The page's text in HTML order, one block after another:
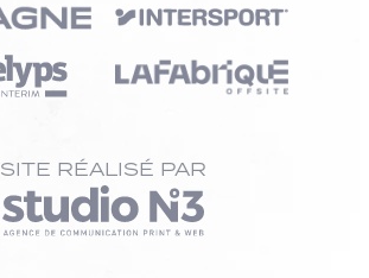
SITE RÉALISÉ PAR